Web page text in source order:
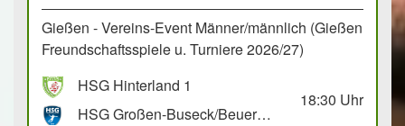
Gießen - Vereins-Event Männer/männlich (Gießen
Freundschaftsspiele u. Turniere 2026/27)
HSG Hinterland 1
HSG Großen-Buseck/Beuern 1
18:30 Uhr